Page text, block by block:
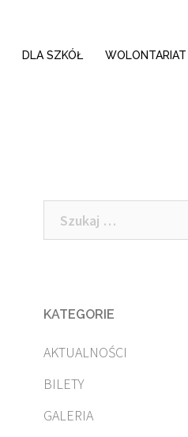
DLA SZKÓŁ WOLONTARIAT
Szukaj:
KATEGORIE
AKTUALNOŚCI
BILETY
GALERIA